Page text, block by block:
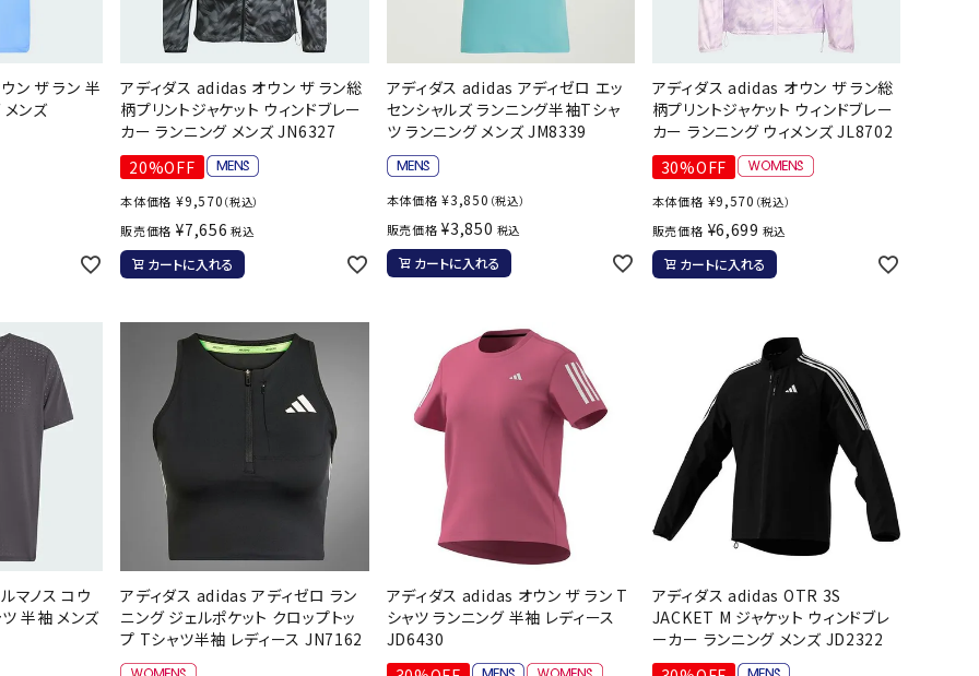
ン ザ ラン 半
ンズ
アディダス adidas オウン ザ ラン総
柄プリントジャケット ウィンドブレー
カー ランニング メンズ JN6327
20%OFF
本体価格 ¥9,570 （税込）
販売価格 ¥7,656 税込
カートに入れる
アディダス adidas アディゼロ エッ
センシャルズ ランニング半袖Tシャ
ツ ランニング メンズ JM8339
本体価格 ¥3,850 （税込）
販売価格 ¥3,850 税込
カートに入れる
アディダス adidas オウン ザ ラン総
柄プリントジャケット ウィンドブレー
カー ランニング ウィメンズ JL8702
30%OFF
本体価格 ¥9,570 （税込）
販売価格 ¥6,699 税込
カートに入れる
マノス コウ
半袖 メンズ
アディダス adidas アディゼロ ラン
ニング ジェルポケット クロップトッ
プ Tシャツ半袖 レディース JN7162
アディダス adidas オウン ザ ラン T
シャツ ランニング 半袖 レディース
JD6430
アディダス adidas OTR 3S
JACKET M ジャケット ウィンドブレ
ーカー ランニング メンズ JD2322